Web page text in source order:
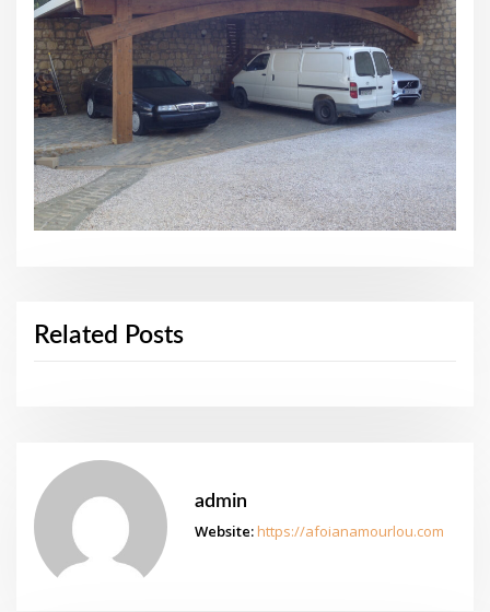
Related Posts
admin
Website: https://afoianamourlou.com